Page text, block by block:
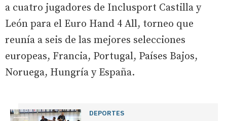
a cuatro jugadores de Inclusport Castilla y
León para el Euro Hand 4 All, torneo que
reunía a seis de las mejores selecciones
europeas, Francia, Portugal, Países Bajos,
Noruega, Hungría y España.
DEPORTES